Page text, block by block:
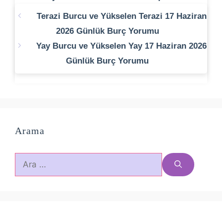
Terazi Burcu ve Yükselen Terazi 17 Haziran
2026 Günlük Burç Yorumu
Yay Burcu ve Yükselen Yay 17 Haziran 2026
Günlük Burç Yorumu
Arama
için